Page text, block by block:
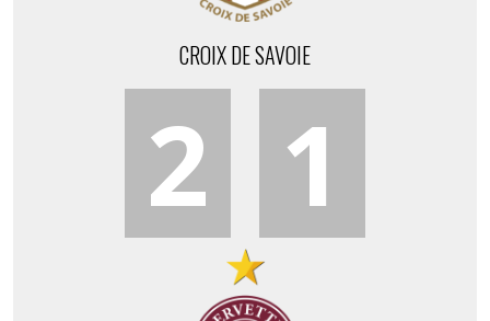
CROIX DE SAVOIE
2 1